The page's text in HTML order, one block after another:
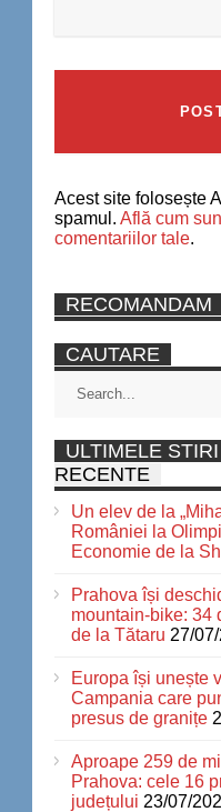
Acest site folosește
spamul. Află cum
comentariilor tale.
RECOMANDAM
CAUTARE
ULTIMELE STIRI
RECENTE
Un elev de la
României la
Economie de la
Prahova își
mountain-bike: 34
de la Tătaru 27/
Europa își unește
Campania care
presus de granițe
Aproape 259 de
Prahova: cele 16
județului 23/07/